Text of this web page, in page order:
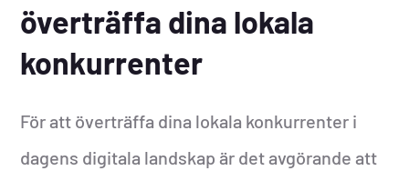
överträffa dina lokala
konkurrenter
För att överträffa dina lokala konkurrenter i
dagens digitala landskap är det avgörande att